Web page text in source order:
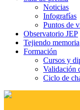
Noticias
Infografías
Puntos de
Observatorio JEP
Tejiendo memoria
Formación
Cursos y
Validación
Ciclo de